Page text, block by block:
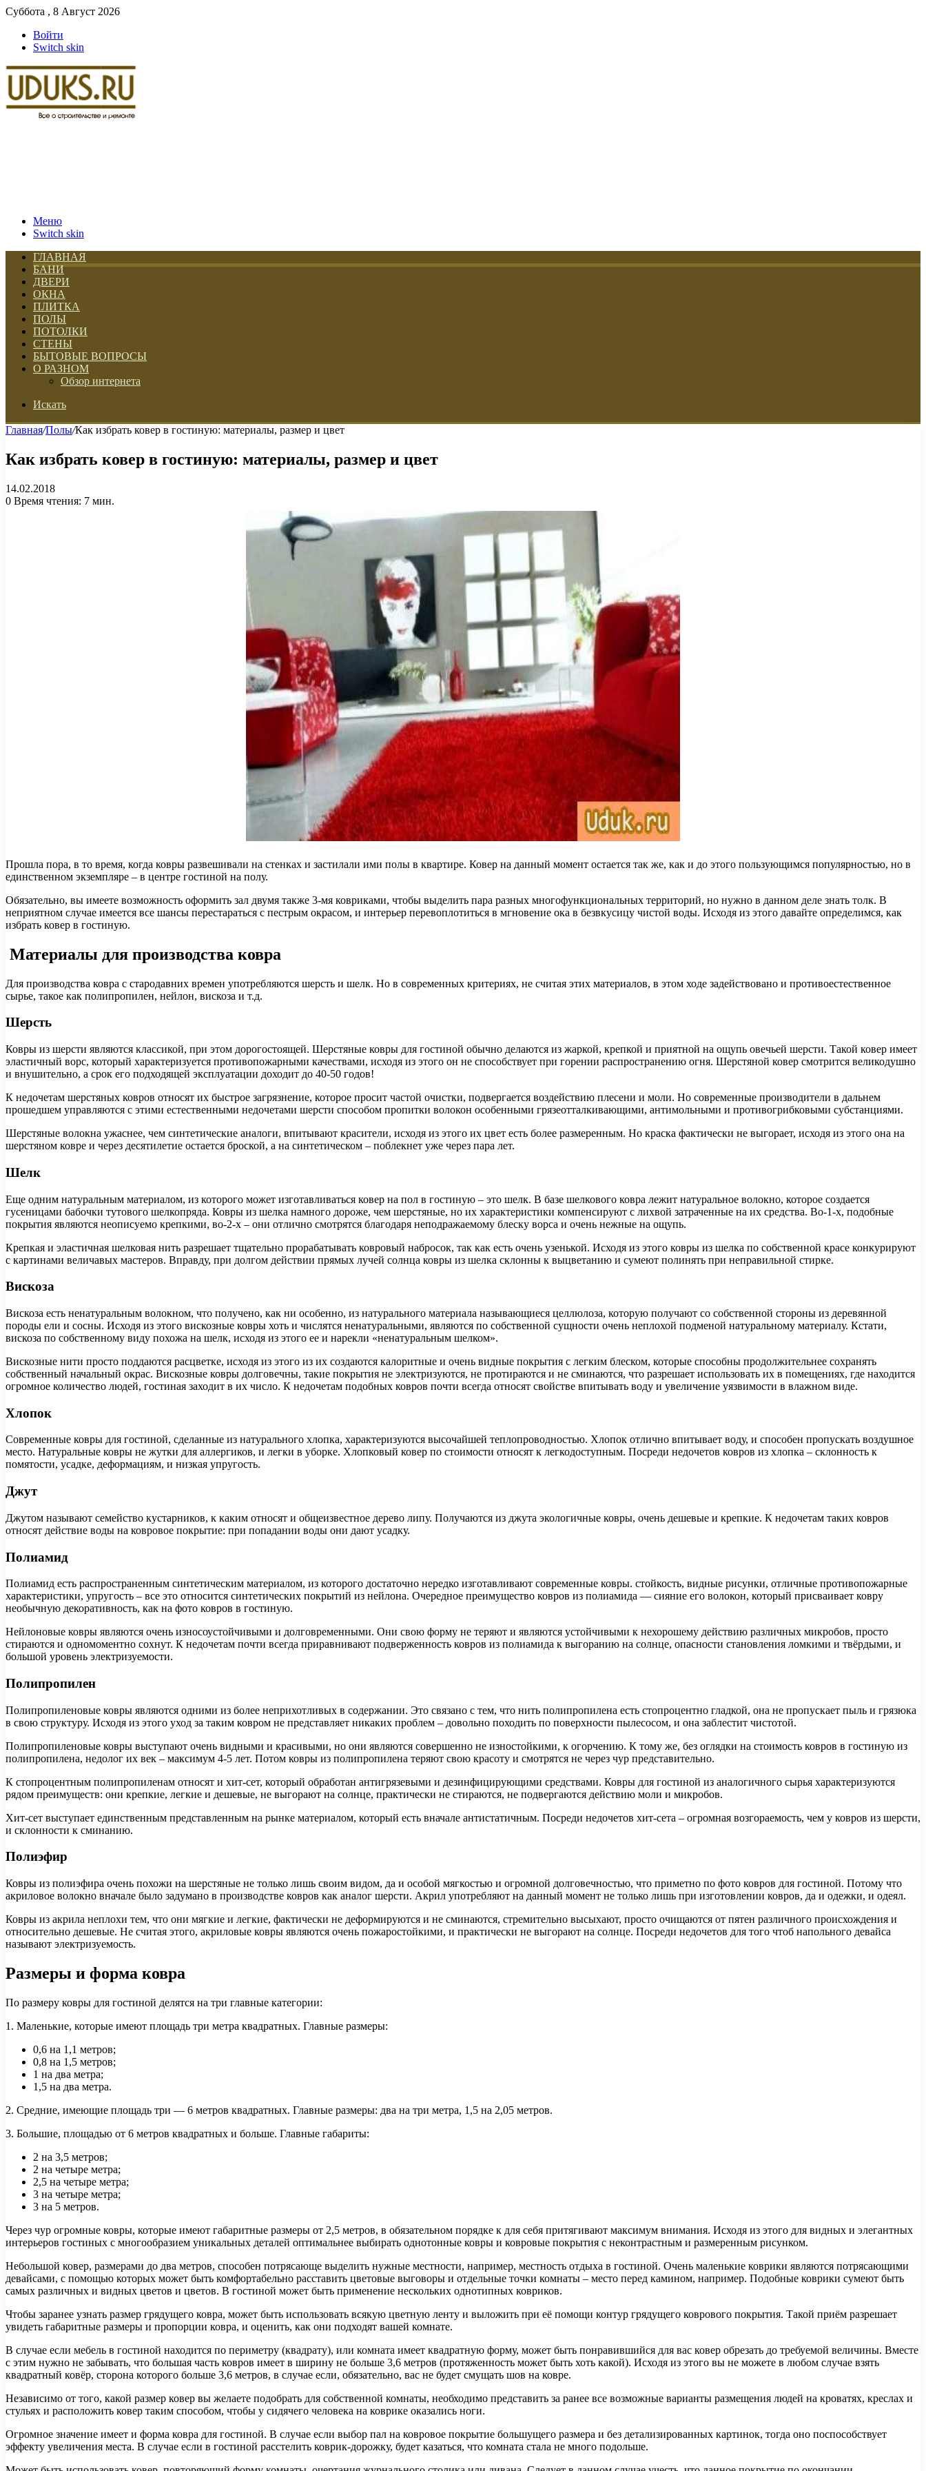
Суббота , 8 Август 2026
Войти
Switch skin
Меню
Switch skin
ГЛАВНАЯ
БАНИ
ДВЕРИ
ОКНА
ПЛИТКА
ПОЛЫ
ПОТОЛКИ
СТЕНЫ
БЫТОВЫЕ ВОПРОСЫ
О РАЗНОМ
Обзор интернета
Искать
Главная/Полы/Как избрать ковер в гостиную: материалы, размер и цвет
Как избрать ковер в гостиную: материалы, размер и цвет
14.02.2018
0 Время чтения: 7 мин.
Прошла пора, в то время, когда ковры развешивали на стенках и застилали ими полы в квартире. Ковер на данный момент остается так же, как и до этого пользующимся популярностью, но в
единственном экземпляре – в центре гостиной на полу.
Обязательно, вы имеете возможность оформить зал двумя также 3-мя ковриками, чтобы выделить пара разных многофункциональных территорий, но нужно в данном деле знать толк. В
неприятном случае имеется все шансы перестараться с пестрым окрасом, и интерьер перевоплотиться в мгновение ока в безвкусицу чистой воды. Исходя из этого давайте определимся, как
избрать ковер в гостиную.
Материалы для производства ковра
Для производства ковра с стародавних времен употребляются шерсть и шелк. Но в современных критериях, не считая этих материалов, в этом ходе задействовано и противоестественное
сырье, такое как полипропилен, нейлон, вискоза и т.д.
Шерсть
Ковры из шерсти являются классикой, при этом дорогостоящей. Шерстяные ковры для гостиной обычно делаются из жаркой, крепкой и приятной на ощупь овечьей шерсти. Такой ковер имеет
эластичный ворс, который характеризуется противопожарными качествами, исходя из этого он не способствует при горении распространению огня. Шерстяной ковер смотрится великодушно
и внушительно, а срок его подходящей эксплуатации доходит до 40-50 годов!
К недочетам шерстяных ковров относят их быстрое загрязнение, которое просит частой очистки, подвергается воздействию плесени и моли. Но современные производители в дальнем
прошедшем управляются с этими естественными недочетами шерсти способом пропитки волокон особенными грязеотталкивающими, антимольными и противогрибковыми субстанциями.
Шерстяные волокна ужаснее, чем синтетические аналоги, впитывают красители, исходя из этого их цвет есть более размеренным. Но краска фактически не выгорает, исходя из этого она на
шерстяном ковре и через десятилетие остается броской, а на синтетическом – поблекнет уже через пара лет.
Шелк
Еще одним натуральным материалом, из которого может изготавливаться ковер на пол в гостиную – это шелк. В базе шелкового ковра лежит натуральное волокно, которое создается
гусеницами бабочки тутового шелкопряда. Ковры из шелка намного дороже, чем шерстяные, но их характеристики компенсируют с лихвой затраченные на их средства. Во-1-х, подобные
покрытия являются неописуемо крепкими, во-2-х – они отлично смотрятся благодаря неподражаемому блеску ворса и очень нежные на ощупь.
Крепкая и эластичная шелковая нить разрешает тщательно прорабатывать ковровый набросок, так как есть очень узенькой. Исходя из этого ковры из шелка по собственной красе конкурируют
с картинами величавых мастеров. Вправду, при долгом действии прямых лучей солнца ковры из шелка склонны к выцветанию и сумеют полинять при неправильной стирке.
Вискоза
Вискоза есть ненатуральным волокном, что получено, как ни особенно, из натурального материала называющиеся целлюлоза, которую получают со собственной стороны из деревянной
породы ели и сосны. Исходя из этого вискозные ковры хоть и числятся ненатуральными, являются по собственной сущности очень неплохой подменой натуральному материалу. Кстати,
вискоза по собственному виду похожа на шелк, исходя из этого ее и нарекли «ненатуральным шелком».
Вискозные нити просто поддаются расцветке, исходя из этого из их создаются калоритные и очень видные покрытия с легким блеском, которые способны продолжительнее сохранять
собственный начальный окрас. Вискозные ковры долговечны, такие покрытия не электризуются, не протираются и не сминаются, что разрешает использовать их в помещениях, где находится
огромное количество людей, гостиная заходит в их число. К недочетам подобных ковров почти всегда относят свойстве впитывать воду и увеличение уязвимости в влажном виде.
Хлопок
Современные ковры для гостиной, сделанные из натурального хлопка, характеризуются высочайшей теплопроводностью. Хлопок отлично впитывает воду, и способен пропускать воздушное
место. Натуральные ковры не жутки для аллергиков, и легки в уборке. Хлопковый ковер по стоимости относят к легкодоступным. Посреди недочетов ковров из хлопка – склонность к
помятости, усадке, деформациям, и низкая упругость.
Джут
Джутом называют семейство кустарников, к каким относят и общеизвестное дерево липу. Получаются из джута экологичные ковры, очень дешевые и крепкие. К недочетам таких ковров
относят действие воды на ковровое покрытие: при попадании воды они дают усадку.
Полиамид
Полиамид есть распространенным синтетическим материалом, из которого достаточно нередко изготавливают современные ковры. стойкость, видные рисунки, отличные противопожарные
характеристики, упругость – все это относится синтетических покрытий из нейлона. Очередное преимущество ковров из полиамида — сияние его волокон, который присваивает ковру
необычную декоративность, как на фото ковров в гостиную.
Нейлоновые ковры являются очень износоустойчивыми и долговременными. Они свою форму не теряют и являются устойчивыми к нехорошему действию различных микробов, просто
стираются и одномоментно сохнут. К недочетам почти всегда приравнивают подверженность ковров из полиамида к выгоранию на солнце, опасности становления ломкими и твёрдыми, и
большой уровень электризуемости.
Полипропилен
Полипропиленовые ковры являются одними из более неприхотливых в содержании. Это связано с тем, что нить полипропилена есть стопроцентно гладкой, она не пропускает пыль и грязюка
в свою структуру. Исходя из этого уход за таким ковром не представляет никаких проблем – довольно походить по поверхности пылесосом, и она заблестит чистотой.
Полипропиленовые ковры выступают очень видными и красивыми, но они являются совершенно не изностойкими, к огорчению. К тому же, без оглядки на стоимость ковров в гостиную из
полипропилена, недолог их век – максимум 4-5 лет. Потом ковры из полипропилена теряют свою красоту и смотрятся не через чур представительно.
К стопроцентным полипропиленам относят и хит-сет, который обработан антигрязевыми и дезинфицирующими средствами. Ковры для гостиной из аналогичного сырья характеризуются
рядом преимуществ: они крепкие, легкие и дешевые, не выгорают на солнце, практически не стираются, не подвергаются действию моли и микробов.
Хит-сет выступает единственным представленным на рынке материалом, который есть вначале антистатичным. Посреди недочетов хит-сета – огромная возгораемость, чем у ковров из шерсти,
и склонности к сминанию.
Полиэфир
Ковры из полиэфира очень похожи на шерстяные не только лишь своим видом, да и особой мягкостью и огромной долговечностью, что приметно по фото ковров для гостиной. Потому что
акриловое волокно вначале было задумано в производстве ковров как аналог шерсти. Акрил употребляют на данный момент не только лишь при изготовлении ковров, да и одежки, и одеял.
Ковры из акрила неплохи тем, что они мягкие и легкие, фактически не деформируются и не сминаются, стремительно высыхают, просто очищаются от пятен различного происхождения и
относительно дешевые. Не считая этого, акриловые ковры являются очень пожаростойкими, и практически не выгорают на солнце. Посреди недочетов для того чтоб напольного девайса
называют электризуемость.
Размеры и форма ковра
По размеру ковры для гостиной делятся на три главные категории:
1. Маленькие, которые имеют площадь три метра квадратных. Главные размеры:
0,6 на 1,1 метров;
0,8 на 1,5 метров;
1 на два метра;
1,5 на два метра.
2. Средние, имеющие площадь три — 6 метров квадратных. Главные размеры: два на три метра, 1,5 на 2,05 метров.
3. Большие, площадью от 6 метров квадратных и больше. Главные габариты:
2 на 3,5 метров;
2 на четыре метра;
2,5 на четыре метра;
3 на четыре метра;
3 на 5 метров.
Через чур огромные ковры, которые имеют габаритные размеры от 2,5 метров, в обязательном порядке к для себя притягивают максимум внимания. Исходя из этого для видных и элегантных
интерьеров гостиных с многообразием уникальных деталей оптимальнее выбирать однотонные ковры и ковровые покрытия с неконтрастным и размеренным рисунком.
Небольшой ковер, размерами до два метров, способен потрясающе выделить нужные местности, например, местность отдыха в гостиной. Очень маленькие коврики являются потрясающими
девайсами, с помощью которых может быть комфортабельно расставить цветовые выговоры и отдельные точки комнаты – место перед камином, например. Подобные коврики сумеют быть
самых различных и видных цветов и цветов. В гостиной может быть применение нескольких однотипных ковриков.
Чтобы заранее узнать размер грядущего ковра, может быть использовать всякую цветную ленту и выложить при её помощи контур грядущего коврового покрытия. Такой приём разрешает
увидеть габаритные размеры и пропорции ковра, и оценить, как они подходят вашей комнате.
В случае если мебель в гостиной находится по периметру (квадрату), или комната имеет квадратную форму, может быть понравившийся для вас ковер обрезать до требуемой величины. Вместе
с этим нужно не забывать, что большая часть ковров имеет в ширину не больше 3,6 метров (протяженность может быть хоть какой). Исходя из этого вы не можете в любом случае взять
квадратный ковёр, сторона которого больше 3,6 метров, в случае если, обязательно, вас не будет смущать шов на ковре.
Независимо от того, какой размер ковер вы желаете подобрать для собственной комнаты, необходимо представить за ранее все возможные варианты размещения людей на кроватях, креслах и
стульях и расположить ковер таким способом, чтобы у сидячего человека на коврике оказались ноги.
Огромное значение имеет и форма ковра для гостиной. В случае если выбор пал на ковровое покрытие большущего размера и без детализированных картинок, тогда оно поспособствует
эффекту увеличения места. В случае если в гостиной расстелить коврик-дорожку, будет казаться, что комната стала не много подольше.